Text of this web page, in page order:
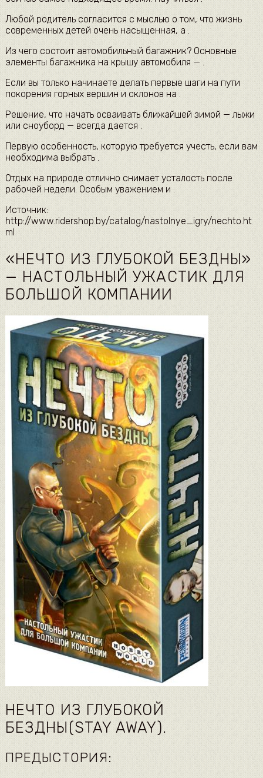
Любой родитель согласится с мыслью о том, что жизнь
современных детей очень насыщенная, а .
Из чего состоит автомобильный багажник? Основные
элементы багажника на крышу автомобиля — .
Если вы только начинаете делать первые шаги на пути
покорения горных вершин и склонов на .
Решение, что начать осваивать ближайшей зимой — лыжи
или сноуборд — всегда дается .
Первую особенность, которую требуется учесть, если вам
необходима выбрать .
Отдых на природе отлично снимает усталость после
рабочей недели. Особым уважением и .
Источник:
http://www.ridershop.by/catalog/nastolnye_igry/nechto.ht
ml
«НЕЧТО ИЗ ГЛУБОКОЙ БЕЗДНЫ»
— НАСТОЛЬНЫЙ УЖАСТИК ДЛЯ
БОЛЬШОЙ КОМПАНИИ
НЕЧТО ИЗ ГЛУБОКОЙ
БЕЗДНЫ(STAY AWAY).
ПРЕДЫСТОРИЯ: